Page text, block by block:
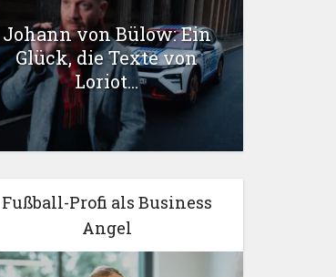
Johann von Bülow: Ein
Glück, die Texte von
Loriot...
Fußball-Profi als Business
Angel